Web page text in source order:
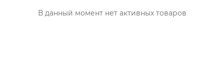
В данный момент нет активных товаров